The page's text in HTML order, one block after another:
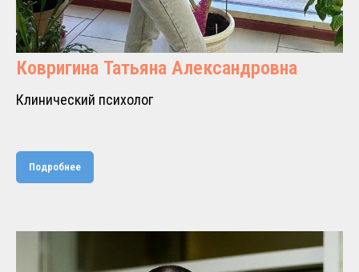
Ковригина Татьяна Александровна
Клинический психолог
Подробнее